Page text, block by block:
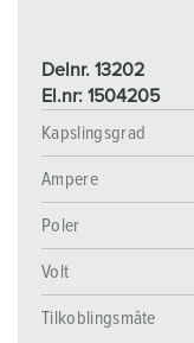
Delnr. 13202
El.nr: 1504205
Kapslingsgrad
Ampere
Poler
Volt
Tilkoblingsmåte